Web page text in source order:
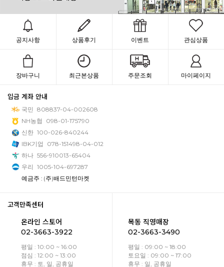
공지사항 상품후기 이벤트 관심상품
장바구니 최근본상품 주문조회 마이페이지
입금 계좌 안내
국민 808837-04-002608
NH농협
098-01-175790
신한 100-026-840244
IBK기업
078-151498-04-012
하나 556-910013-65404
우리 1005-104-697287
예금주 : (주)배드민턴마켓
고객만족센터
온라인 스토어
02-3663-3922
평일 : 10:00 ~ 16:00
점심 : 12:00 ~ 13:00
휴무 : 토, 일, 공휴일
목동 직영매장
02-3663-3490
평일 : 09:00 ~ 18:00
토요일 : 09:00 ~ 17:00
휴무 : 일, 공휴일